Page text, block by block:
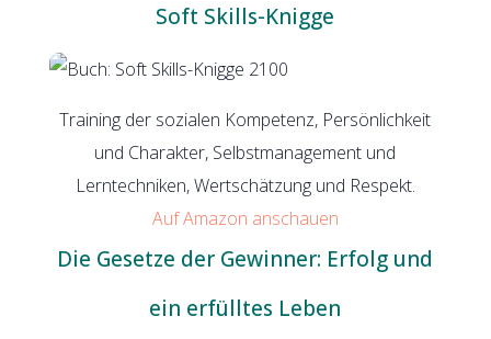
Soft Skills-Knigge
Training der sozialen Kompetenz, Persönlichkeit
und Charakter, Selbstmanagement und
Lerntechniken, Wertschätzung und Respekt.
Auf Amazon anschauen
Die Gesetze der Gewinner: Erfolg und
ein erfülltes Leben